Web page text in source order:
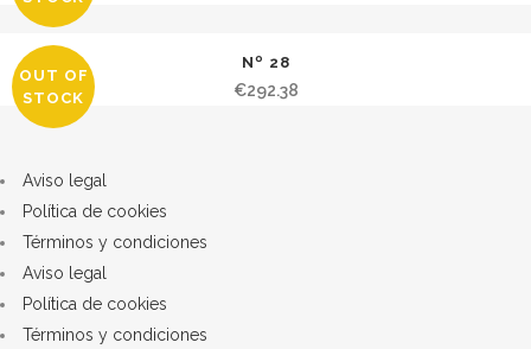
OUT OF
STOCK
Nº 28
€292.38
Aviso legal
Política de cookies
Términos y condiciones
Aviso legal
Política de cookies
Términos y condiciones